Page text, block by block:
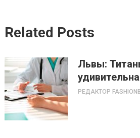
Related Posts
Львы:
РЕДАКТОР